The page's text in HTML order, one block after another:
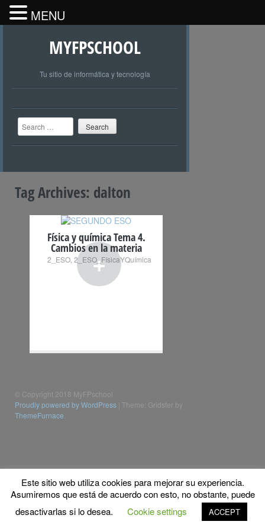
MYFPSCHOOL
Tu sitio de informática y tecnología
Search
Tag Archives: dalton
+
Física y química Tema 4.
Cambios en la materia
2_ESO, 2_ESO_FísicaYQuímica
© Copyright 2018 MyFPschool
Proudly powered by WordPress Theme: Gridster by
ThemeFurnace
Este sitio web utiliza cookies para mejorar su experiencia.
Asumiremos que está de acuerdo con esto, no obstante, puede
desactivarlas si lo desea.
Cookie settings ACCEPT
MENU